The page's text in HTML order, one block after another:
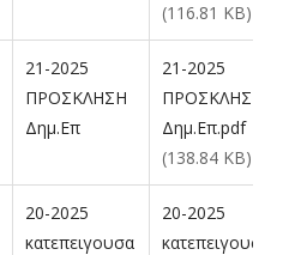
(116.81 KB)
21-2025
ΠΡΟΣΚΛΗΣΗ
Δημ.Επ
21-2025
ΠΡΟΣΚΛΗΣΗ
Δημ.Επ.pdf
(138.84 KB)
20-2025
κατεπειγουσα
20-2025
κατεπειγουσα